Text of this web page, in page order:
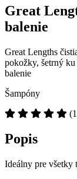
Great
balenie
Great Lengths
pokožky, šetrný
balenie
Šampóny
Popis
Ideálny pre všetky